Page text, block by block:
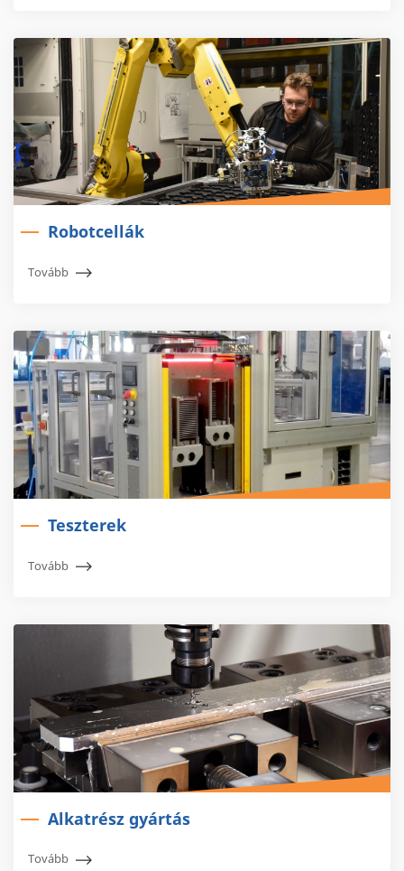
Robotcellák
Tovább
Teszterek
Tovább
Alkatrész gyártás
Tovább